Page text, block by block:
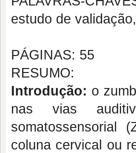
estudo de
PÁGINAS: 55
RESUMO:
Introdução: o
nas vias
somatossensorial
coluna cervical ou